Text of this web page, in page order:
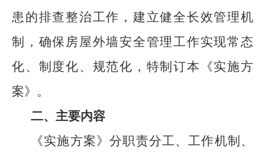
患的排查整治工作，建立健全长效管理机
制，确保房屋外墙安全管理工作实现常态
化、制度化、规范化，特制订本《实施方
案》。
二、主要内容
《实施方案》分职责分工、工作机制、